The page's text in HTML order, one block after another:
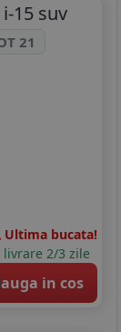
15 suv
21
Ultima bucata!
livrare 2/3 zile
in cos